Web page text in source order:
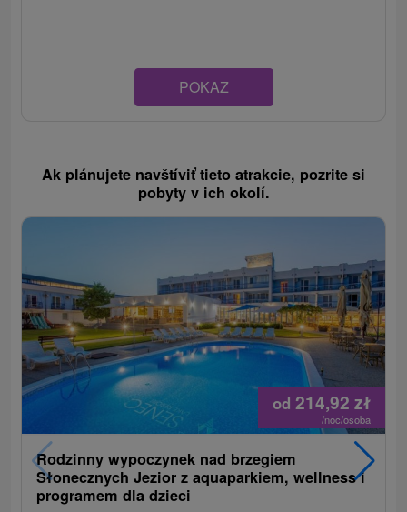
POKAZ
Ak plánujete navštíviť tieto atrakcie, pozrite si
pobyty v ich okolí.
od 214,92zł
/noc/osoba
Rodzinny wypoczynek nad brzegiem
Słonecznych Jezior z aquaparkiem, wellness i
programem dla dzieci